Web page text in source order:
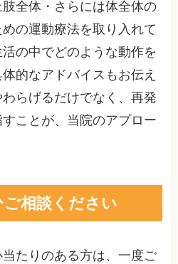
全体・さらには体全体の
の運動療法を取り入れて
の中でどのような動作を
的なアドバイスもお伝え
らげるだけでなく、再発
ことが、当院のアプロー
相談ください
たりのある方は、一度ご